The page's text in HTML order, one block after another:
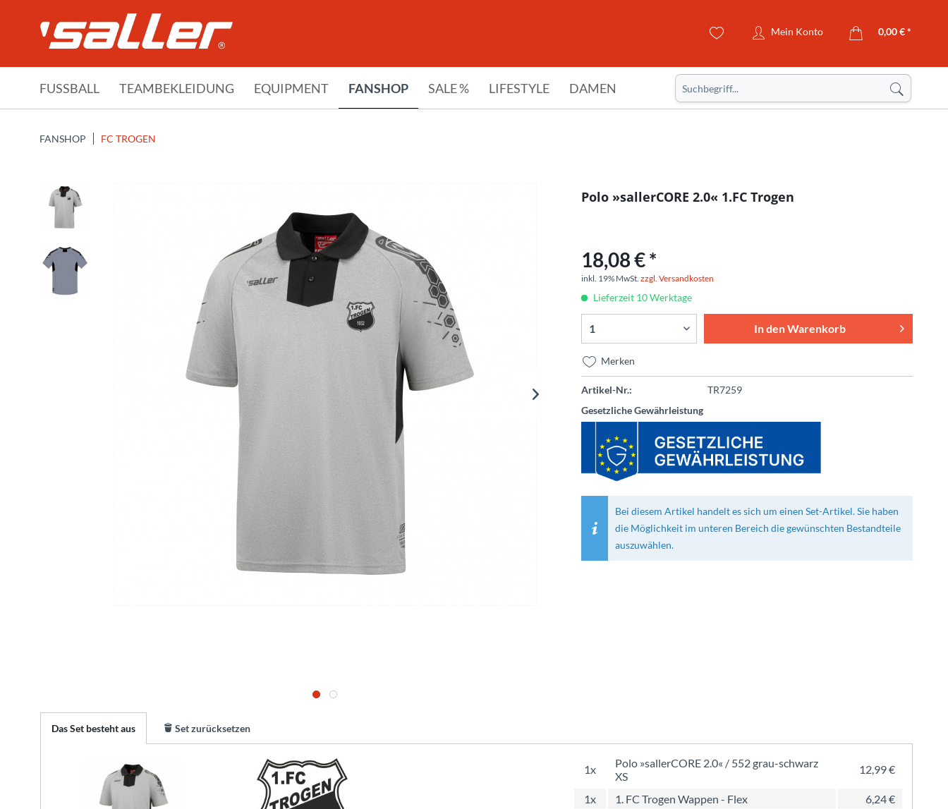
Mein Konto 0,00 € *
FUSSBALL TEAMBEKLEIDUNG EQUIPMENT FANSHOP SALE % LIFESTYLE DAMEN
FANSHOP FC TROGEN
Polo »sallerCORE 2.0« 1.FC Trogen
18,08 € *
inkl. 19% MwSt. zzgl. Versandkosten
Lieferzeit 10 Werktage
In denWarenkorb
Merken
Artikel-Nr.:
TR7259
Gesetzliche Gewährleistung
Bei diesem Artikel handelt es sich um einen Set-Artikel. Sie haben
die Möglichkeit im unteren Bereich die gewünschten Bestandteile
auszuwählen.
Das Set besteht aus Set zurücksetzen
1x
Polo »sallerCORE 2.0« / 552 grau-schwarz
XS
12,99 €
1x 1. FC Trogen Wappen - Flex 6,24 €